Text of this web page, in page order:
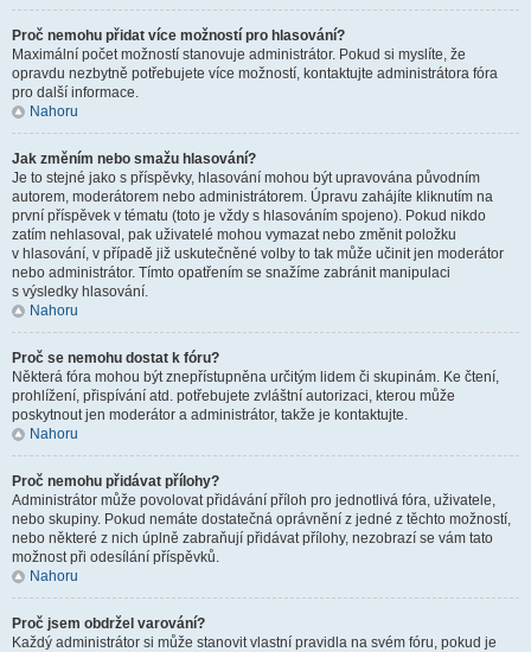
Proč nemohu přidat více možností pro hlasování?
Maximální počet možností stanovuje administrátor. Pokud si myslíte, že
opravdu nezbytně potřebujete více možností, kontaktujte administrátora fóra
pro další informace.
Nahoru
Jak změním nebo smažu hlasování?
Je to stejné jako s příspěvky, hlasování mohou být upravována původním
autorem, moderátorem nebo administrátorem. Úpravu zahájíte kliknutím na
první příspěvek v tématu (toto je vždy s hlasováním spojeno). Pokud nikdo
zatím nehlasoval, pak uživatelé mohou vymazat nebo změnit položku
v hlasování, v případě již uskutečněné volby to tak může učinit jen moderátor
nebo administrátor. Tímto opatřením se snažíme zabránit manipulaci
s výsledky hlasování.
Nahoru
Proč se nemohu dostat k fóru?
Některá fóra mohou být znepřístupněna určitým lidem či skupinám. Ke čtení,
prohlížení, přispívání atd. potřebujete zvláštní autorizaci, kterou může
poskytnout jen moderátor a administrátor, takže je kontaktujte.
Nahoru
Proč nemohu přidávat přílohy?
Administrátor může povolovat přidávání příloh pro jednotlivá fóra, uživatele,
nebo skupiny. Pokud nemáte dostatečná oprávnění z jedné z těchto možností,
nebo některé z nich úplně zabraňují přidávat přílohy, nezobrazí se vám tato
možnost při odesílání příspěvků.
Nahoru
Proč jsem obdržel varování?
Každý administrátor si může stanovit vlastní pravidla na svém fóru, pokud je